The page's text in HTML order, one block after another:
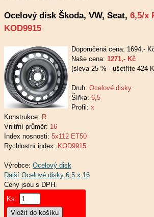
Ocelový disk Škoda, VW, Seat, 6,5/x
KOD9915
Doporučená cena: 1694,-
Naše cena: 1271,- Kč
(sleva 25 % - ušetříte 424
Druh: Ocelové disky
Šířka: 6,5
Profil: x
Konstrukce: R
Vnitřní průměr: 16
Index nosnosti: 5x112 ET50
Rychlostní index: KOD9915
Výrobce: Ocelový disk
Ceny jsou s DPH.
Ks: